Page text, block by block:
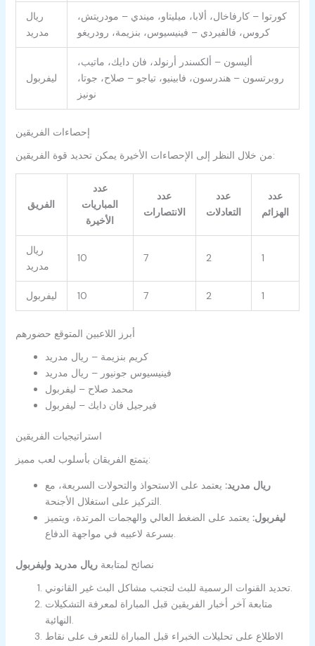
ريال
مدريد
كورتوا – كارفاخال، ألابا، ميليتاو، ميندي – مودريتش،
كروس، فالفيردي – فينيسيوس، بنزيمة، رودريغو
ليفربول
أليسون – ألكسندر أرنولد، فان دايك، ماتيب،
روبرتسون – هندرسون، فابينيو، تياجو – صلاح، جوتا،
نونيز
إحصاءات الفريقين
من خلال النظر إلى الإحصاءات الأخيرة يمكن تحديد قوة الفريقين:
الفريق
عدد
المباريات
الأخيرة
عدد
الانتصارات
عدد
التعادلات
عدد
الهزائم
ريال
مدريد
10 7 2 1
ليفربول 10 7 2 1
أبرز اللاعبين المتوقع حضورهم
كريم بنزيمة – ريال مدريد
فينيسيوس جونيور – ريال مدريد
محمد صلاح – ليفربول
فيرجيل فان دايك – ليفربول
استراتيجيات الفريقين
يتمتع الفريقان بأسلوب لعب مميز:
ريال مدريد: يعتمد على الاستحواذ والتحولات السريعة، مع
التركيز على استغلال الأجنحة.
ليفربول: يعتمد على الضغط العالي والهجمات المرتدة، ويتميز
بسرعة لاعبيه في مواجهة الدفاع.
نصائح لمتابعةريال مدريد وليفربول
تحديد القنوات الرسمية للبث لتجنب مشاكل البث غير القانوني.
متابعة آخر أخبار الفريقين قبل المباراة لمعرفة التشكيلات
الاطلاع على تحليلات الخبراء قبل المباراة للتعرف على نقاط